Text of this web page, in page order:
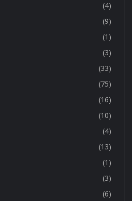
(4)
(9)
(1)
(3)
(33)
(75)
(16)
(10)
(4)
(13)
(1)
(3)
(6)